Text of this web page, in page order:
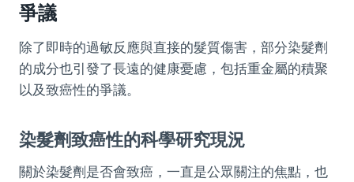
爭議
除了即時的過敏反應與直接的髮質傷害，部分染髮劑
的成分也引發了長遠的健康憂慮，包括重金屬的積聚
以及致癌性的爭議。
染髮劑致癌性的科學研究現況
關於染髮劑是否會致癌，一直是公眾關注的焦點，也